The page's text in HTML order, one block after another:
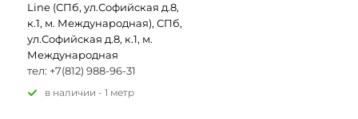
Line (СПб, ул.Софийская д.8,
к.1, м. Международная), СПб,
ул.Софийская д.8, к.1, м.
Международная
тел: +7(812) 988-96-31
В наличии - 1 метр